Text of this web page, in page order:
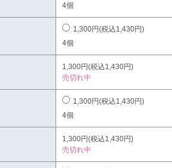
4個
1,300円(税込1,430円)
4個
1,300円(税込1,430円)
売切れ中
1,300円(税込1,430円)
4個
1,300円(税込1,430円)
売切れ中